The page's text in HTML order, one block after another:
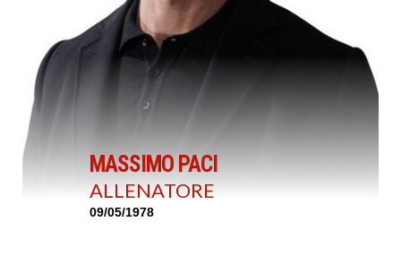
MASSIMO PACI
ALLENATORE
09/05/1978